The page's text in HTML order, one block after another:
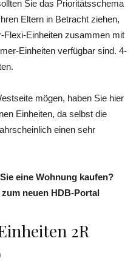
Sie das Prioritätsschema
Eltern in Betracht ziehen,
Einheiten zusammen mit
Einheiten verfügbar sind. 4-
mögen, haben Sie hier
Einheiten, da selbst die
einen sehr
eine Wohnung kaufen?
neuen HDB-Portal
2R